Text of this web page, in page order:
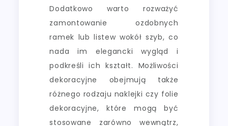
Dodatkowo warto rozważyć
zamontowanie ozdobnych
ramek lub listew wokół szyb, co
nada im elegancki wygląd i
podkreśli ich kształt. Możliwości
dekoracyjne obejmują także
różnego rodzaju naklejki czy folie
dekoracyjne, które mogą być
stosowane zarówno wewnątrz,